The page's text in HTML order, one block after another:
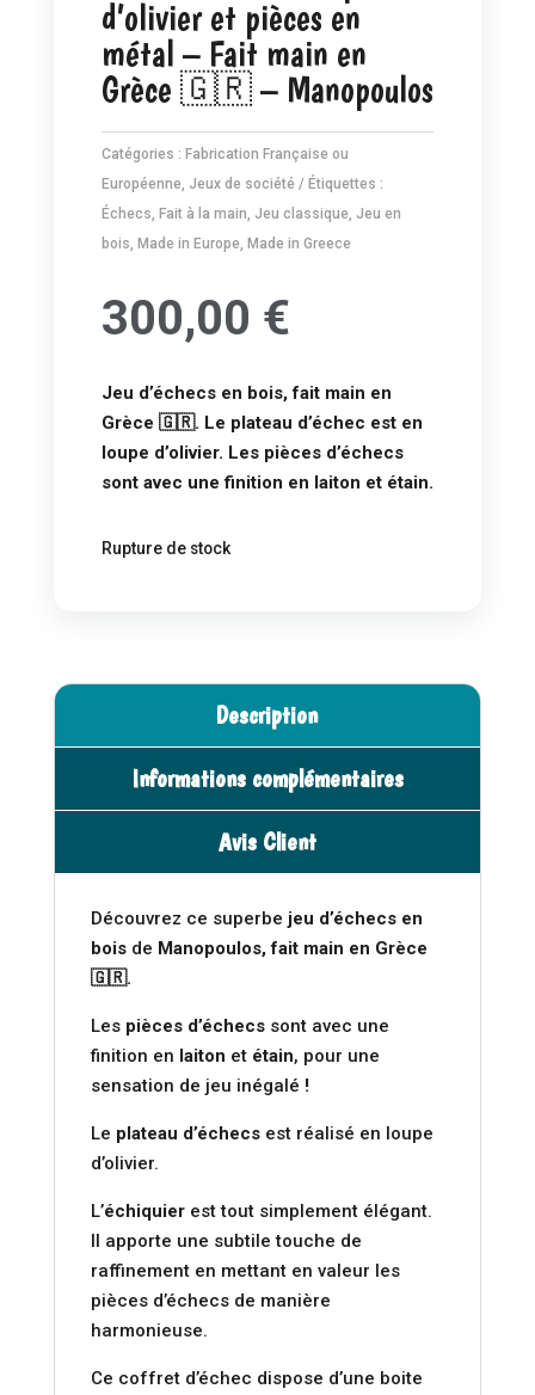
d’olivier et pièces en
métal – Fait main en
Grèce 🇬🇷 – Manopoulos
Catégories : Fabrication Française ou
Européenne Jeux de société
Étiquettes :
Échecs Fait à la main Jeu classique Jeu en
bois Made in Europe Made in Greece
300,00 €
Jeu d’échecs en bois, fait main en
Grèce 🇬🇷. Le plateau d’échec est en
loupe d’olivier. Les pièces d’échecs
sont avec une finition en laiton et étain.
Rupture de stock
Description
Informations complémentaires
Avis Client
Découvrez ce superbe jeu d’échecs en
bois de Manopoulos, fait main en Grèce
🇬🇷.
Les pièces d’échecssont avec une
finition en laiton et étain, pour une
sensation de jeu inégalé !
Le plateau d’échecsest réalisé en loupe
d’olivier.
L’échiquierest tout simplement élégant.
Il apporte une subtile touche de
raffinement en mettant en valeur les
pièces d’échecs de manière
harmonieuse.
Ce coffret d’échec dispose d’une boite